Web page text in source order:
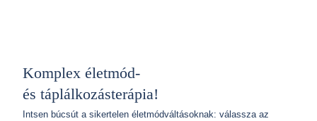
Komplex életmód-
és táplálkozásterápia!
Intsen búcsút a sikertelen életmódváltásoknak: válassza az